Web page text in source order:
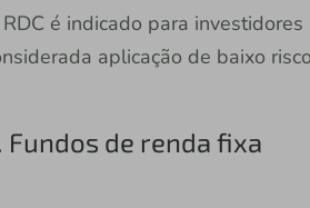
é indicado para
aplicação de baixo
Fundos de renda fixa